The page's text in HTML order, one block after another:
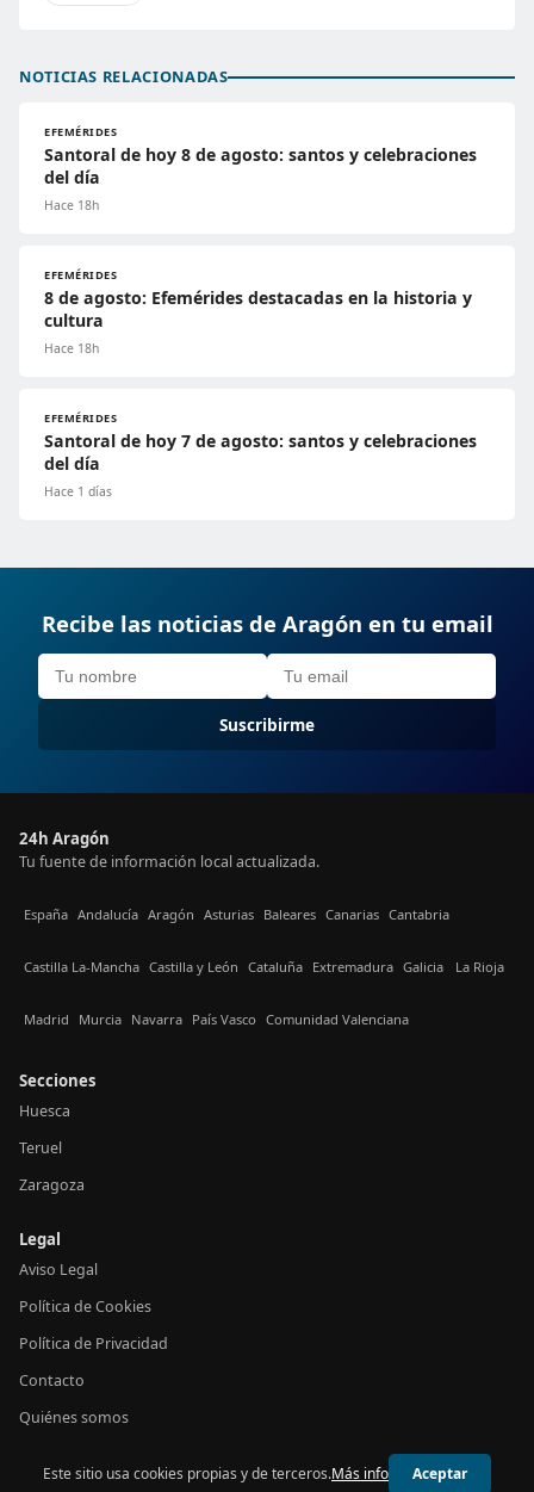
NOTICIAS RELACIONADAS
EFEMÉRIDES
Santoral de hoy 8 de agosto: santos y celebraciones
del día
Hace 18h
EFEMÉRIDES
8 de agosto: Efemérides destacadas en la historia y
cultura
Hace 18h
EFEMÉRIDES
Santoral de hoy 7 de agosto: santos y celebraciones
del día
Hace 1 días
Recibe las noticias de Aragón en tu email
Suscribirme
24h Aragón
Tu fuente de información local actualizada.
España Andalucía Aragón Asturias Baleares Canarias Cantabria
Castilla La-Mancha Castilla y León Cataluña Extremadura Galicia La Rioja
Madrid Murcia Navarra País Vasco Comunidad Valenciana
Secciones
Huesca
Teruel
Zaragoza
Legal
Aviso Legal
Política de Cookies
Política de Privacidad
Contacto
Quiénes somos
© 2026 24h Aragón
Este sitio usa cookies propias y de terceros.Más info Aceptar